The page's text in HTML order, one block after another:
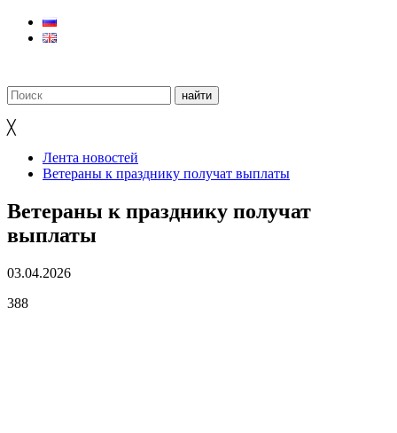
╳
Лента новостей
Ветераны к празднику получат выплаты
Ветераны к празднику получат
выплаты
03.04.2026
388